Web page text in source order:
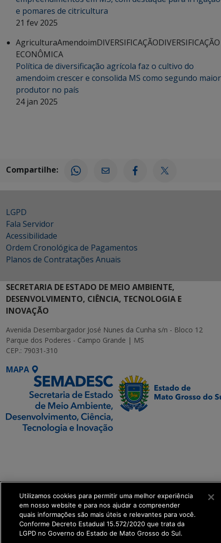
e pomares de citricultura
21 fev 2025
AgriculturaAmendoimDIVERSIFICAÇÃODIVERSIFICAÇÃO
ECONÔMICA
Política de diversificação agrícola faz o cultivo do
amendoim crescer e consolida MS como segundo maior
produtor no país
24 jan 2025
Compartilhe:
LGPD
Fala Servidor
Acessibilidade
Ordem Cronológica de Pagamentos
Planos de Contratações Anuais
SECRETARIA DE ESTADO DE MEIO AMBIENTE,
DESENVOLVIMENTO, CIÊNCIA, TECNOLOGIA E
INOVAÇÃO
Avenida Desembargador José Nunes da Cunha s/n - Bloco 12
Parque dos Poderes - Campo Grande | MS
CEP.: 79031-310
MAPA
get_footer();
Utilizamos cookies para permitir uma melhor experiência
em nosso website e para nos ajudar a compreender
quais informações são mais úteis e relevantes para você.
Conforme Decreto Estadual 15.572/2020 que trata da
LGPD no Governo do Estado de Mato Grosso do Sul.